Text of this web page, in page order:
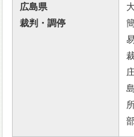
広島県
裁判・調停